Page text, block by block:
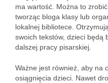
ma wartość. Można to
tworząc bloga klasy lub
lokalnej bibliotece.
swoich tekstów, dzieci będą
dalszej pracy pisarskiej.
Ważne jest również, aby na
osiągnięcia dzieci. Nawet